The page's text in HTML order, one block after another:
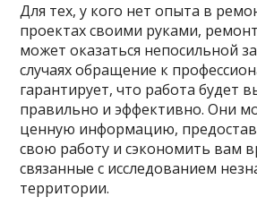
Для тех, у кого нет опыта в
проектах своими руками,
может оказаться непосильной
случаях обращение к
гарантирует, что работа будет
правильно и эффективно. Они
ценную информацию,
свою работу и сэкономить вам
связанные с исследованием
территории.